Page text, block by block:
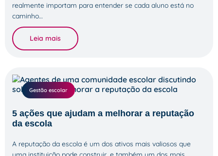
realmente importam para entender se cada aluno está no
caminho…
Leia mais
Gestão escolar
5 ações que ajudam a melhorar a reputação
da escola
A reputação da escola é um dos ativos mais valiosos que